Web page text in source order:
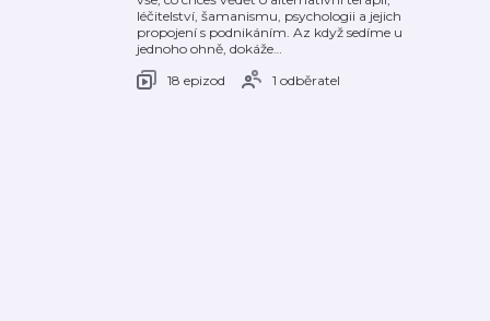
léčitelství, šamanismu, psychologii a jejich
propojení s podnikáním. Az když sedíme u
jednoho ohně, dokáže…
18 epizod
1 odběratel